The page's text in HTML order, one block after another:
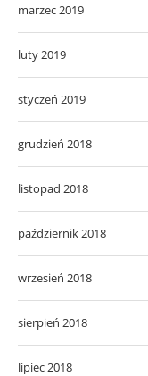
marzec 2019
luty 2019
styczeń 2019
grudzień 2018
listopad 2018
październik 2018
wrzesień 2018
sierpień 2018
lipiec 2018